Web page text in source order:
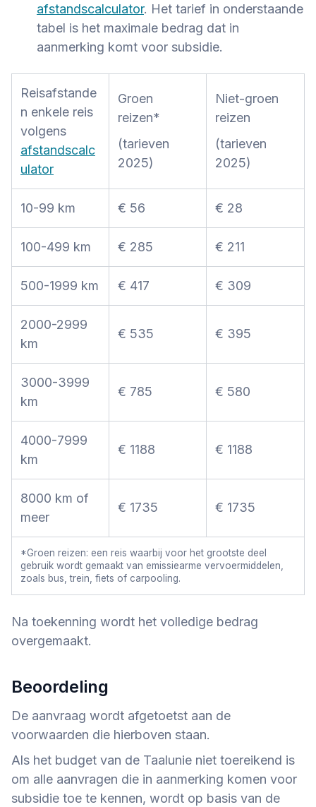
afstandscalculator. Het tarief in onderstaande
tabel is het maximale bedrag dat in
aanmerking komt voor subsidie.
Reisafstande
n enkele reis
volgens
afstandscalc
ulator
Groen
reizen*
(tarieven
2025)
Niet-groen
reizen
(tarieven
2025)
10-99 km € 56 € 28
100-499 km € 285 € 211
500-1999 km € 417 € 309
2000-2999
km
€ 535 € 395
3000-3999
km
€ 785 € 580
4000-7999
km
€ 1188 € 1188
8000 km of
meer
€ 1735 € 1735
*Groen reizen: een reis waarbij voor het grootste deel
gebruik wordt gemaakt van emissiearme vervoermiddelen,
zoals bus, trein, fiets of carpooling.
Na toekenning wordt het volledige bedrag
overgemaakt.
Beoordeling
De aanvraag wordt afgetoetst aan de
voorwaarden die hierboven staan.
Als het budget van de Taalunie niet toereikend is
om alle aanvragen die in aanmerking komen voor
subsidie toe te kennen, wordt op basis van de